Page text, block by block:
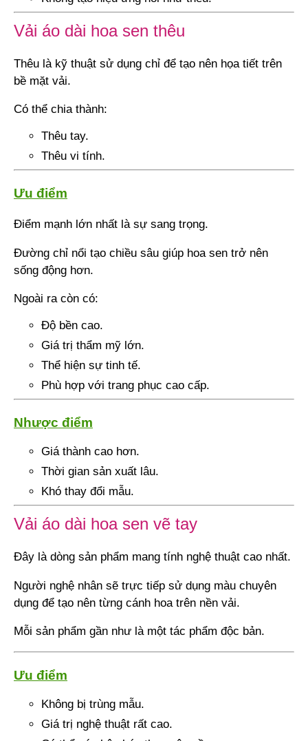
Vải áo dài hoa sen thêu
Thêu là kỹ thuật sử dụng chỉ để tạo nên họa tiết trên
bề mặt vải.
Có thể chia thành:
Thêu tay.
Thêu vi tính.
Ưu điểm
Điểm mạnh lớn nhất là sự sang trọng.
Đường chỉ nổi tạo chiều sâu giúp hoa sen trở nên
sống động hơn.
Ngoài ra còn có:
Độ bền cao.
Giá trị thẩm mỹ lớn.
Thể hiện sự tinh tế.
Phù hợp với trang phục cao cấp.
Nhược điểm
Giá thành cao hơn.
Thời gian sản xuất lâu.
Khó thay đổi mẫu.
Vải áo dài hoa sen vẽ tay
Đây là dòng sản phẩm mang tính nghệ thuật cao nhất.
Người nghệ nhân sẽ trực tiếp sử dụng màu chuyên
dụng để tạo nên từng cánh hoa trên nền vải.
Mỗi sản phẩm gần như là một tác phẩm độc bản.
Ưu điểm
Không bị trùng mẫu.
Giá trị nghệ thuật rất cao.